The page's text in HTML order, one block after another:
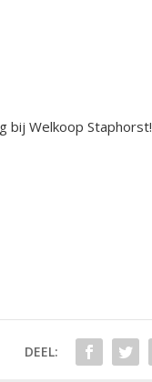
bij Welkoop Staphorst!
DEEL: